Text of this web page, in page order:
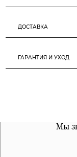
ДОСТАВКА
ГАРАНТИЯ И УХОД
Мы
Все